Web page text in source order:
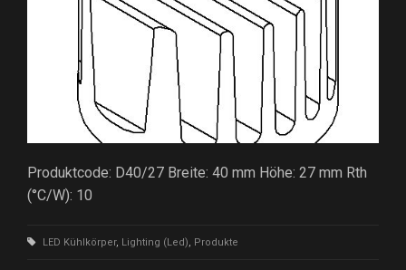
Produktcode: D40/27 Breite: 40 mm Höhe: 27 mm Rth
(°C/W): 10
LED Kühlkörper, Lighting (Led), Produkte